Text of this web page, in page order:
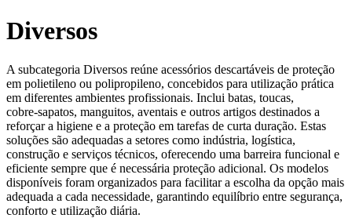
Diversos
A subcategoria Diversos reúne acessórios descartáveis de proteção
em polietileno ou polipropileno, concebidos para utilização prática
em diferentes ambientes profissionais. Inclui batas, toucas,
cobre‑sapatos, manguitos, aventais e outros artigos destinados a
reforçar a higiene e a proteção em tarefas de curta duração. Estas
soluções são adequadas a setores como indústria, logística,
construção e serviços técnicos, oferecendo uma barreira funcional e
eficiente sempre que é necessária proteção adicional. Os modelos
disponíveis foram organizados para facilitar a escolha da opção mais
adequada a cada necessidade, garantindo equilíbrio entre segurança,
conforto e utilização diária.